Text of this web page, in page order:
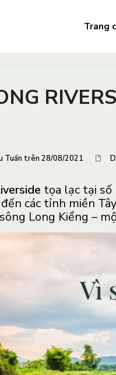
Trang
Tuấn trên 28/08/2021
tọa lạc tại số
các tỉnh miền
Long Kiểng –